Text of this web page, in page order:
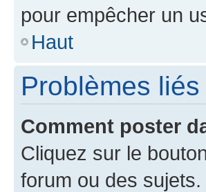
pour empêcher un
Haut
Problèmes
Comment poster
Cliquez sur le
forum ou des